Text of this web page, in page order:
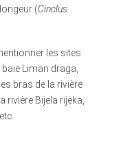
(Cinclus
les sites
Liman draga,
bras de la rivière
rivière Bijela rijeka,